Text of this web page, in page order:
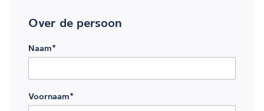
Over de persoon
Naam*
Voornaam*